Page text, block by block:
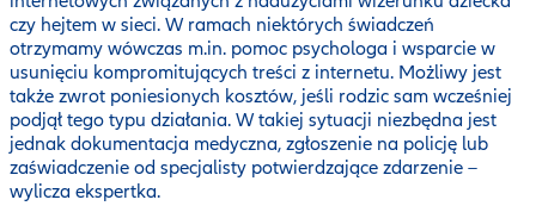
czy hejtem w sieci. W ramach niektórych świadczeń
otrzymamy wówczas m.in. pomoc psychologa i wsparcie w
usunięciu kompromitujących treści z internetu. Możliwy jest
także zwrot poniesionych kosztów, jeśli rodzic sam wcześniej
podjął tego typu działania. W takiej sytuacji niezbędna jest
jednak dokumentacja medyczna, zgłoszenie na policję lub
zaświadczenie od specjalisty potwierdzające zdarzenie –
wylicza ekspertka.